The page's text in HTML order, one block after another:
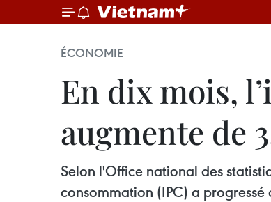
ÉCONOMIE
En dix mois,
augmente de
Selon l'Office national des
consommation (IPC) a